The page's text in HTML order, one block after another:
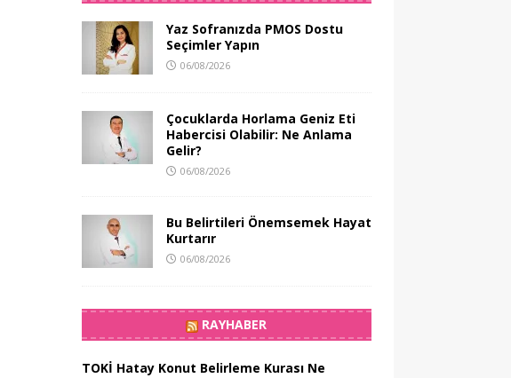
Yaz Sofranızda PMOS Dostu
Seçimler Yapın
06/08/2026
Çocuklarda Horlama Geniz Eti
Habercisi Olabilir: Ne Anlama
Gelir?
06/08/2026
Bu Belirtileri Önemsemek Hayat
Kurtarır
06/08/2026
RAYHABER
TOKİ Hatay Konut Belirleme Kurası Ne